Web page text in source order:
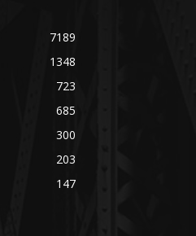
7189
1348
723
685
300
203
147